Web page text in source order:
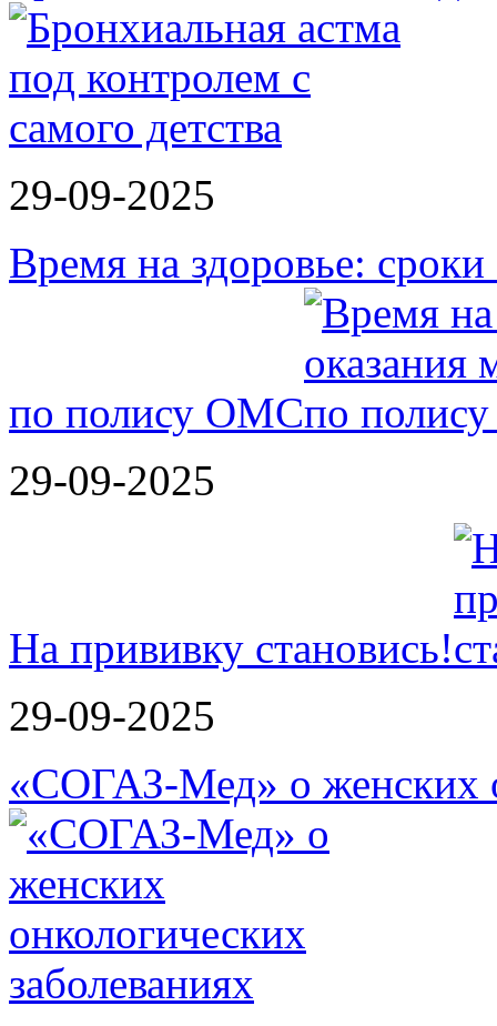
29-09-2025
Время на здоровье:
по полису ОМС
29-09-2025
На прививку становись!
29-09-2025
«СОГАЗ-Мед» о женских